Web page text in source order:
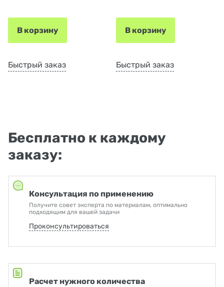
В корзину
Быстрый заказ
В корзину
Быстрый заказ
Бесплатно к каждому
заказу:
Консультация по применению
Получите совет эксперта по материалам, оптимально
подходящим для вашей задачи
Проконсультироваться
Расчет нужного количества